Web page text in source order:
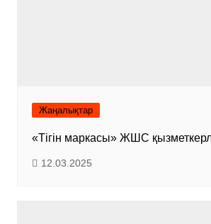
Жаңалықтар
«Тігін маркасы» ЖШС
12.03.2025